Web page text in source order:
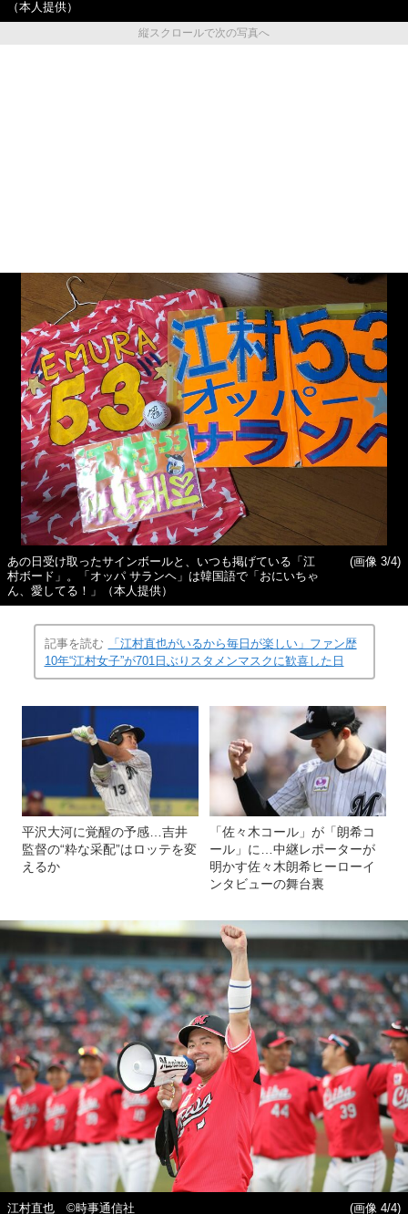
（本人提供）
縦スクロールで次の写真へ
あの日受け取ったサインボールと、いつも掲げている「江
村ボード」。「オッパ サランヘ」は韓国語で「おにいちゃ
ん、愛してる！」（本人提供）
(画像 3/4)
記事を読む
「江村直也がいるから毎日が楽しい」ファン歴
10年“江村女子”が701日ぶりスタメンマスクに歓喜した日
平沢大河に覚醒の予感…吉井
監督の“粋な采配”はロッテを変
えるか
「佐々木コール」が「朗希コ
ール」に…中継レポーターが
明かす佐々木朗希ヒーローイ
ンタビューの舞台裏
江村直也 ©時事通信社 (画像 4/4)